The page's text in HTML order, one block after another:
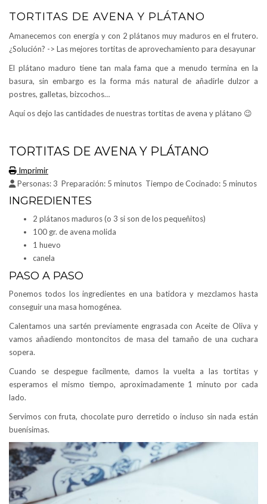
TORTITAS DE AVENA Y PLÁTANO
Amanecemos con energía y con 2 plátanos muy maduros en el frutero.
¿Solución? -> Las mejores tortitas de aprovechamiento para desayunar
El plátano maduro tiene tan mala fama que a menudo termina en la
basura, sin embargo es la forma más natural de añadirle dulzor a
postres, galletas, bizcochos…
Aquí os dejo las cantidades de nuestras tortitas de avena y plátano 😉
TORTITAS DE AVENA Y PLÁTANO
Imprimir
Personas: 3 Preparación: 5 minutos Tiempo de Cocinado: 5 minutos
INGREDIENTES
2 plátanos maduros (o 3 si son de los pequeñitos)
100 gr. de avena molida
1 huevo
canela
PASO A PASO
Ponemos todos los ingredientes en una batidora y mezclamos hasta
conseguir una masa homogénea.
Calentamos una sartén previamente engrasada con Aceite de Oliva y
vamos añadiendo montoncitos de masa del tamaño de una cuchara
sopera.
Cuando se despegue facilmente, damos la vuelta a las tortitas y
esperamos el mismo tiempo, aproximadamente 1 minuto por cada
lado.
Servimos con fruta, chocolate puro derretido o incluso sin nada están
buenísimas.